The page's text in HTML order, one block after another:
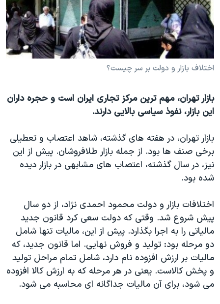
فرهنگ و زندگی
حقوق شهروندی
اقتصادی
علم و فناوری
گالری عکس
آرشیو پخش زنده
مستندها
انتخابات ریاست جمهوری آمریکا ۲۰۲۴
حمله جمهوری اسلامی به اسرائیل
رمز مهسا
اعتراضات زن، زندگی، آزادی
مجموعه مستندهای دادخواهی
تریبونال مردمی آبان ۹۸
دادگاه حمید نوری
چهل سال گروگان‌گیری
اعتراضات مردمی آبان ۹۸
اسرائیل در جنگ
نرگس محمدی برنده جایزه نوبل صلح
همایش محافظه‌کاران آمریکا «سی‌پک»
صفحه‌های ویژه
دنبال کنید
زبانهای مختلف
اختلاف بازار و دولت بر سر چیست؟
بازار تهران، مهم ترین مرکز تجاری ایران است و حجره داران
این بازار، نفوذ سیاسی بالایی دارند.
بازار تهران، در هفته های گذشته، شاهد اعتصاب و تعطیلی
برخی صنف ها بود. از جمله بازار طلافروشان. پیش از این
نیز، در سال گذشته، اعتصاب های مشابهی در بازار دیده
شده بود.
اختلافات بازار و دولت محمود احمدی نژاد، از دو سال
پیش شروع شد. وقتی که دولت سعی کرد قانون جدید
مالیاتی را به اجرا بگذارد. پیش از این، مالیات تنها شامل
دو مرحله بود: تولید و فروش نهایی. اما قانون جدید، که
ماليات بر ارزش افزوده نام دارد، شامل تمام مراحل تولید
و پخش کالاست. یعنی در هر مرحله که به ارزش کالا افزوده
می شود، برای آن مالیات جداگانه ای محاسبه می شود.